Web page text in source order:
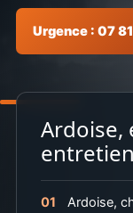
Urgence : 07
Ardoise,
entretien
01 Ardoise,